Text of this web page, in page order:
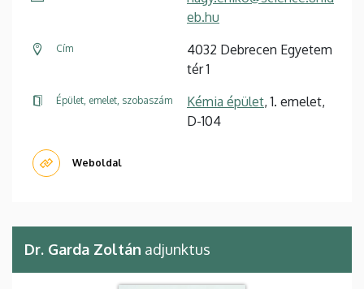
eb.hu
Cím
4032 Debrecen Egyetem
tér 1
Épület, emelet, szobaszám Kémia épület, 1. emelet,
D-104
Weboldal
Dr. Garda Zoltán adjunktus